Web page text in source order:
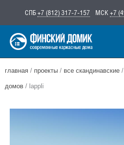
содержимому
СПБ+7 (812) 317-7-157 МСК +7
главная / проекты / все скандинавские /
домов / lappli